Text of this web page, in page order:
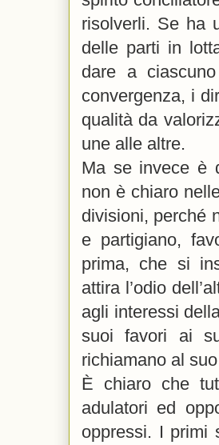
risolverli. Se ha
delle parti in
dare a
convergenza, i
qualità da
une alle altre.
Ma se invece è
non è chiaro
divisioni, perché
e partigiano,
prima, che si
attira l’odio
agli interessi
suoi favori ai
richiamano al
È chiaro che
adulatori ed
oppressi. I primi